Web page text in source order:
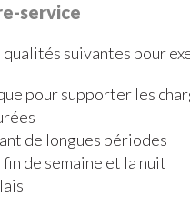
service
suivantes pour
pour supporter les
de longues périodes
de semaine et la nuit